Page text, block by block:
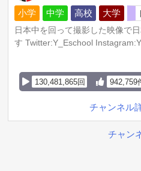
小学 中学 高校 大学
日本中を回って撮影した映像で
す Twitter:Y_Eschool
130,481,865回 942,759
チャンネル
チャン